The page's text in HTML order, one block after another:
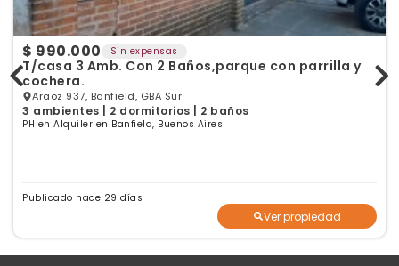
$ 990.000 Sin expensas
T/casa 3 Amb. Con 2 Baños,parque con parrilla y
cochera.
Araoz 937, Banfield, GBA Sur
3 ambientes | 2 dormitorios | 2 baños
PH en Alquiler en Banfield, Buenos Aires
Publicado hace 29 días
Ver propiedad